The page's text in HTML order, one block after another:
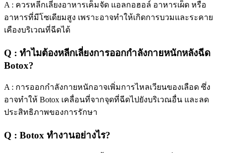
A : ควรหลีกเลี่ยงอาหารเค็มจัด แอลกอฮอล์ อาหารเผ็ด หรือ
อาหารที่มีโซเดียมสูง เพราะอาจทำให้เกิดการบวมและระคาย
เคืองบริเวณที่ฉีดได้
Q : ทำไมต้องหลีกเลี่ยงการออกกำลังกายหนักหลังฉีด
Botox?
A : การออกกำลังกายหนักอาจเพิ่มการไหลเวียนของเลือด ซึ่ง
อาจทำให้ Botox เคลื่อนที่จากจุดที่ฉีดไปยังบริเวณอื่น และลด
ประสิทธิภาพของการรักษา
Q : Botox ทำงานอย่างไร?